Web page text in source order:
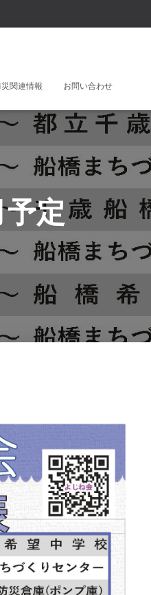
関連情報 お問い合わせ
定